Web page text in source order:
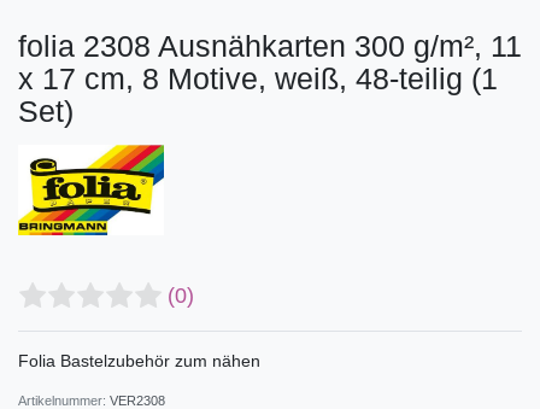
folia 2308 Ausnähkarten 300 g/m², 11
x 17 cm, 8 Motive, weiß, 48-teilig (1
Set)
(0)
Folia Bastelzubehör zum nähen
Artikelnummer: VER2308